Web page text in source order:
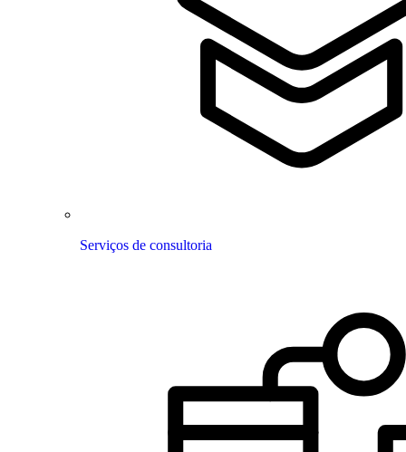
Serviços de consultoria